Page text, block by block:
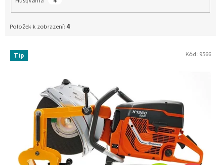
Položek k zobrazení: 4
Tip Kód: 9566